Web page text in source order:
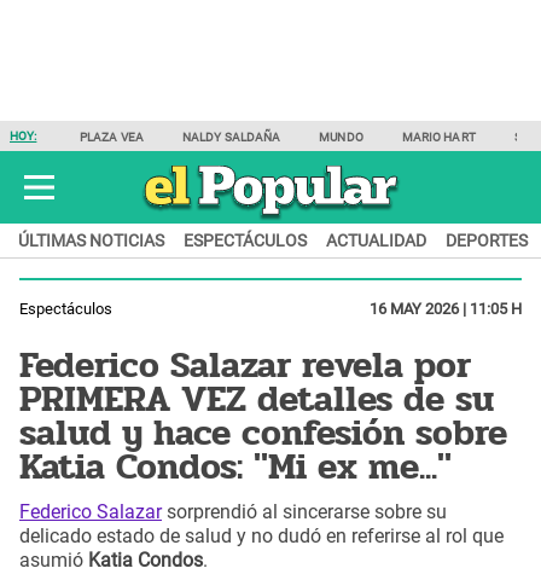
HOY: PLAZA VEA NALDY SALDAÑA MUNDO MARIO HART
ÚLTIMAS NOTICIAS ESPECTÁCULOS ACTUALIDAD DEPORTES
Espectáculos 16 MAY 2026 | 11:05 H
Federico Salazar revela por
PRIMERA VEZ detalles de su
salud y hace confesión sobre
Katia Condos: "Mi ex me..."
Federico Salazarsorprendió al sincerarse sobre su
delicado estado de salud y no dudó en referirse al rol que
asumió Katia Condos.